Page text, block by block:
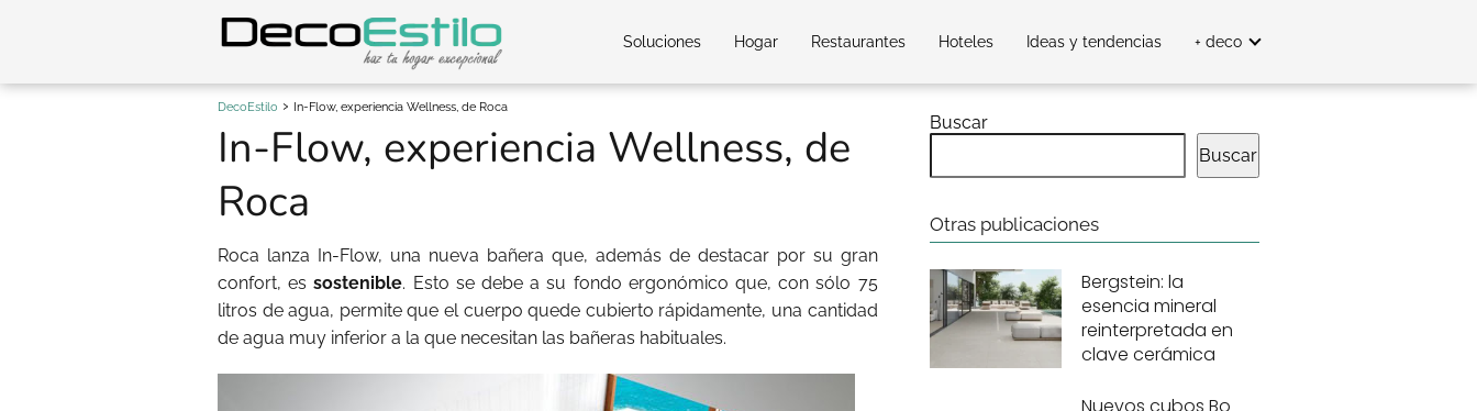
Soluciones Hogar Restaurantes Hoteles Ideas y tendencias + deco
DecoEstilo In-Flow, experiencia Wellness, de Roca
In-Flow, experiencia Wellness, de
Roca
Roca lanza In-Flow, una nueva bañera que, además de destacar por su gran
confort, essostenible. Esto se debe a su fondo ergonómico que, con sólo 75
litros de agua, permite que el cuerpo quede cubierto rápidamente, una cantidad
de agua muy inferior a la que necesitan las bañeras habituales.
Buscar
Buscar
Otras publicaciones
Bergstein: la
esencia mineral
reinterpretada en
clave cerámica
Nuevos cubos Bo